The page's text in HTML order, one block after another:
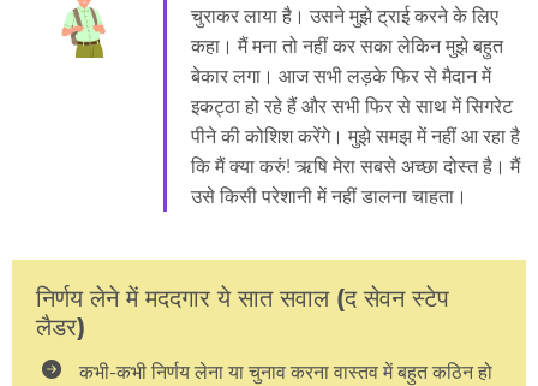
चुराकर लाया है। उसने मुझे ट्राई करने के लिए
कहा। मैं मना तो नहीं कर सका लेकिन मुझे बहुत
बेकार लगा। आज सभी लड़के फिर से मैदान में
इकट्ठा हो रहे हैं और सभी फिर से साथ में सिगरेट
पीने की कोशिश करेंगे। मुझे समझ में नहीं आ रहा है
कि मैं क्या करुं! ऋषि मेरा सबसे अच्छा दोस्त है। मैं
उसे किसी परेशानी में नहीं डालना चाहता।
निर्णय लेने में मददगार ये सात सवाल (द सेवन स्टेप
लैडर)
कभी-कभी निर्णय लेना या चुनाव करना वास्तव में बहुत कठिन हो